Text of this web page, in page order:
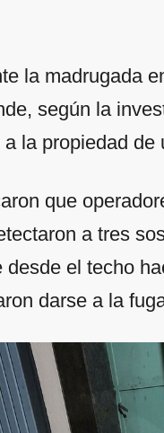
la madrugada
según la
la propiedad de
que
a tres
desde el techo
darse a la